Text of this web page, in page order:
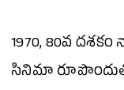
1970, 80వ
సినిమా